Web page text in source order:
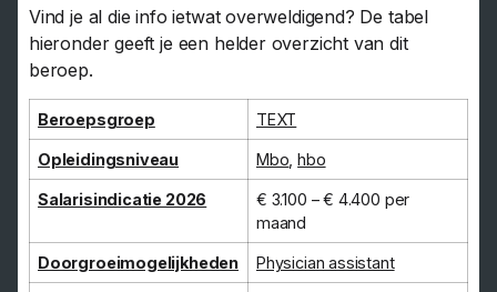
Vind je al die info ietwat overweldigend? De tabel
hieronder geeft je een helder overzicht van dit
beroep.
Beroepsgroep TEXT
Opleidingsniveau Mbo, hbo
Salarisindicatie 2026
€ 3.100 – € 4.400 per
maand
Doorgroeimogelijkheden Physician assistant